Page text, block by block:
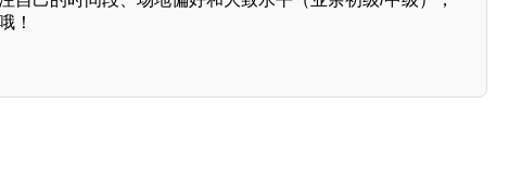
！